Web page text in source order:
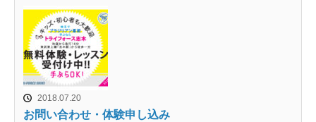
2018.07.20
お問い合わせ・体験申し込み